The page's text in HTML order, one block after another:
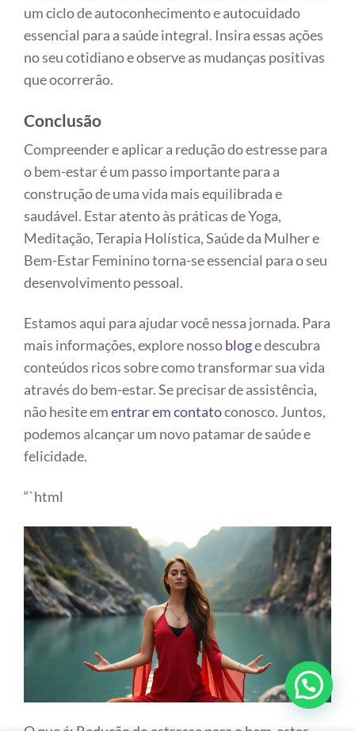
um ciclo de autoconhecimento e autocuidado
essencial para a saúde integral. Insira essas ações
no seu cotidiano e observe as mudanças positivas
que ocorrerão.
Conclusão
Compreender e aplicar a redução do estresse para
o bem-estar é um passo importante para a
construção de uma vida mais equilibrada e
saudável. Estar atento às práticas de Yoga,
Meditação, Terapia Holística, Saúde da Mulher e
Bem-Estar Feminino torna-se essencial para o seu
desenvolvimento pessoal.
Estamos aqui para ajudar você nessa jornada. Para
mais informações, explore nossobloge descubra
conteúdos ricos sobre como transformar sua vida
através do bem-estar. Se precisar de assistência,
não hesite ementrar em contatoconosco. Juntos,
podemos alcançar um novo patamar de saúde e
felicidade.
“`html
💬 Podemos ajudar?